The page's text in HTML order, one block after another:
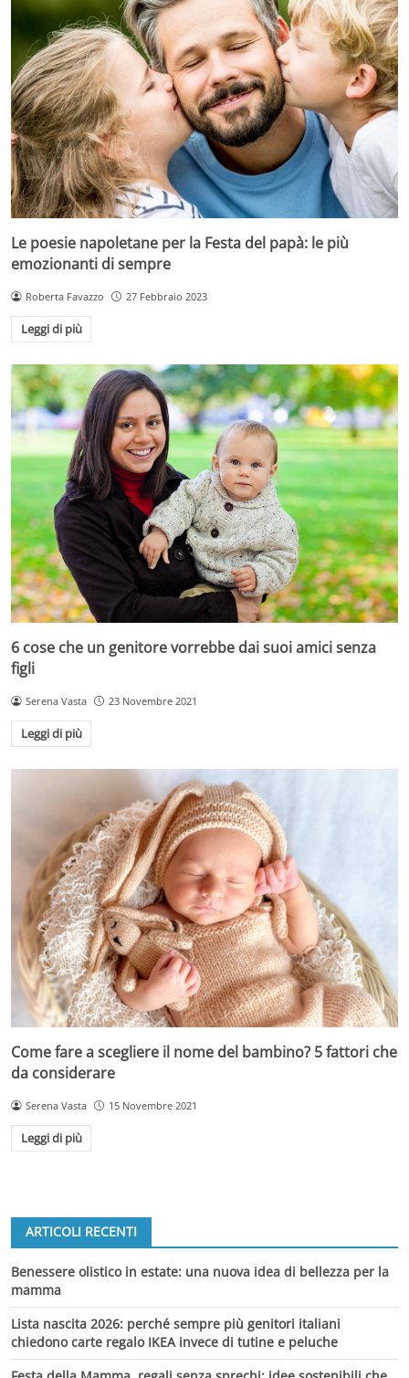
Le poesie napoletane per la Festa del papà: le più
emozionanti di sempre
Roberta Favazzo 27 Febbraio 2023
Leggi di più
6 cose che un genitore vorrebbe dai suoi amici senza
figli
Serena Vasta 23 Novembre 2021
Leggi di più
Come fare a scegliere il nome del bambino? 5 fattori che
da considerare
Serena Vasta 15 Novembre 2021
Leggi di più
ARTICOLI RECENTI
Benessere olistico in estate: una nuova idea di bellezza per la
mamma
Lista nascita 2026: perché sempre più genitori italiani
chiedono carte regalo IKEA invece di tutine e peluche